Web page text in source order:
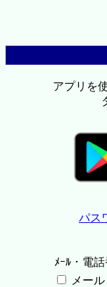
アプリを
パス
ﾒｰﾙ・電
メー